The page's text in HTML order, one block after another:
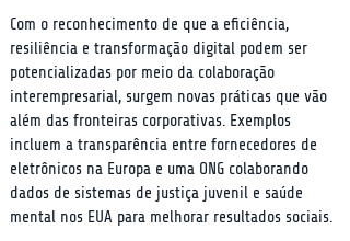
Com o reconhecimento de que a eficiência,
resiliência e transformação digital podem ser
potencializadas por meio da colaboração
interempresarial, surgem novas práticas que vão
além das fronteiras corporativas. Exemplos
incluem a transparência entre fornecedores de
eletrônicos na Europa e uma ONG colaborando
dados de sistemas de justiça juvenil e saúde
mental nos EUA para melhorar resultados sociais.